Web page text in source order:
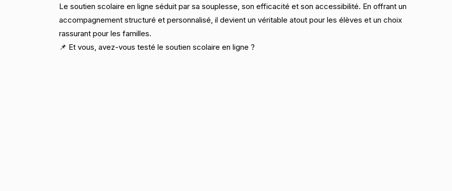
Le soutien scolaire en ligne séduit par sa souplesse, son efficacité et son accessibilité. En offrant un
accompagnement structuré et personnalisé, il devient un véritable atout pour les élèves et un choix
rassurant pour les familles.
📌 Et vous, avez-vous testé le soutien scolaire en ligne ?